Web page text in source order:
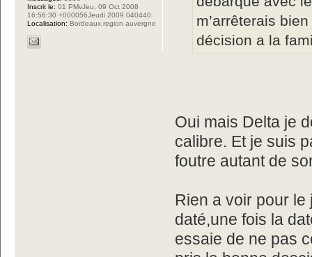
m’arrêterais
décision a la
Oui mais Delta je
calibre. Et je suis
foutre autant de
Rien a voir pour
daté,une fois la
essaie de ne pas
Inscrit le: 01 PMvJeu, 09 Oct 2008
16:56:30 +000056Jeudi 2009 040440
Localisation: Bordeaux,region auvergne